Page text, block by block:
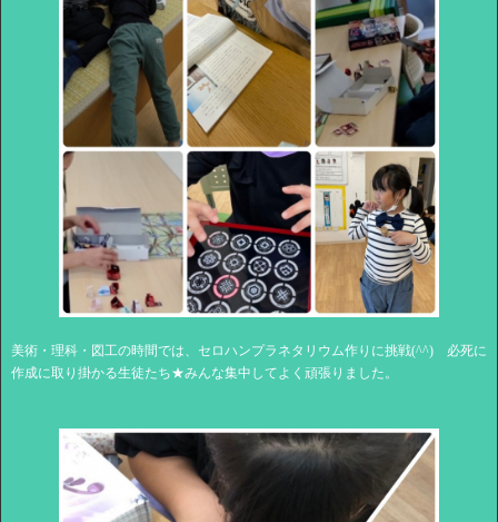
美術・理科・図工の時間では、セロハンプラネタリウム作りに挑戦(^^) 必死に
作成に取り掛かる生徒たち★みんな集中してよく頑張りました。